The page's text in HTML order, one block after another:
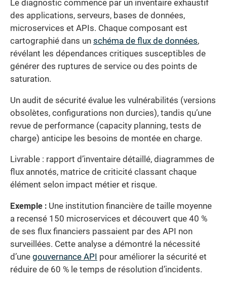
Le diagnostic commence par un inventaire exhaustif
des applications, serveurs, bases de données,
microservices et APIs. Chaque composant est
cartographié dans un schéma de flux de données,
révélant les dépendances critiques susceptibles de
générer des ruptures de service ou des points de
saturation.
Un audit de sécurité évalue les vulnérabilités (versions
obsolètes, configurations non durcies), tandis qu’une
revue de performance (capacity planning, tests de
charge) anticipe les besoins de montée en charge.
Livrable : rapport d’inventaire détaillé, diagrammes de
flux annotés, matrice de criticité classant chaque
élément selon impact métier et risque.
Exemple : Une institution financière de taille moyenne
a recensé 150 microservices et découvert que 40 %
de ses flux financiers passaient par des API non
surveillées. Cette analyse a démontré la nécessité
d’une gouvernance API pour améliorer la sécurité et
réduire de 60 % le temps de résolution d’incidents.